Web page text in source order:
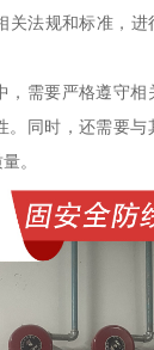
关法规和标准，
，需要严格遵守相
。同时，还需要
。